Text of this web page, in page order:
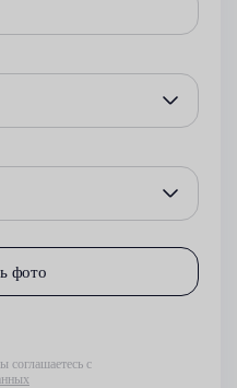
фото
соглашаетесь с